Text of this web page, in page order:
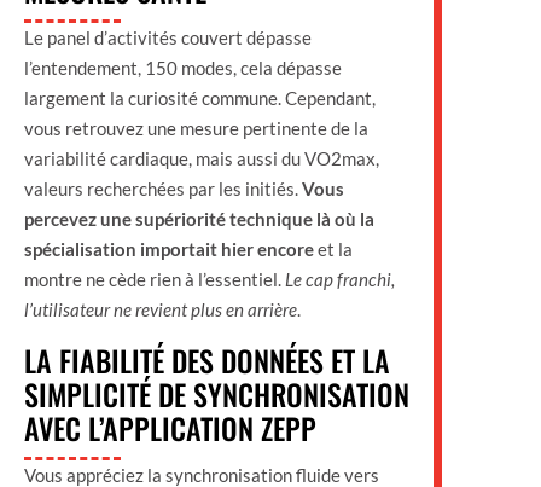
Le panel d’activités couvert dépasse
l’entendement, 150 modes, cela dépasse
largement la curiosité commune. Cependant,
vous retrouvez une mesure pertinente de la
variabilité cardiaque, mais aussi du VO2max,
valeurs recherchées par les initiés. Vous
percevez une supériorité technique là où la
spécialisation importait hier encoreet la
montre ne cède rien à l’essentiel. Le cap franchi,
l’utilisateur ne revient plus en arrière
LA FIABILITÉ DES DONNÉES ET LA
SIMPLICITÉ DE SYNCHRONISATION
AVEC L’APPLICATION ZEPP
Vous appréciez la synchronisation fluide vers